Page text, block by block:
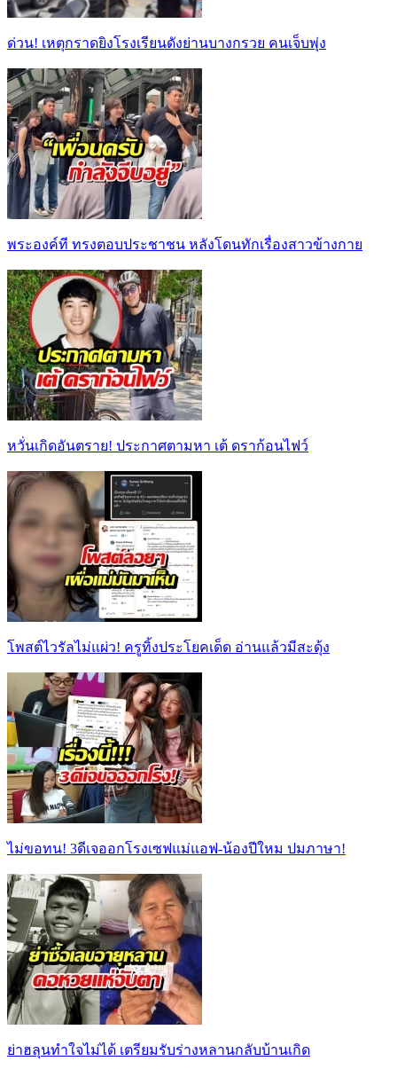
ด่วน! เหตุกราดยิงโรงเรียนดังย่านบางกรวย คนเจ็บพุ่ง
พระองค์ที ทรงตอบประชาชน หลังโดนทักเรื่องสาวข้างกาย
หวั่นเกิดอันตราย! ประกาศตามหา เต้ ดราก้อนไฟว์
โพสต์ไวรัลไม่แผ่ว! ครูทิ้งประโยคเด็ด อ่านแล้วมีสะดุ้ง
ไม่ขอทน! 3ดีเจออกโรงเซฟแม่แอฟ-น้องปีใหม ปมภาษา!
ย่าฮลุนทำใจไม่ได้ เตรียมรับร่างหลานกลับบ้านเกิด